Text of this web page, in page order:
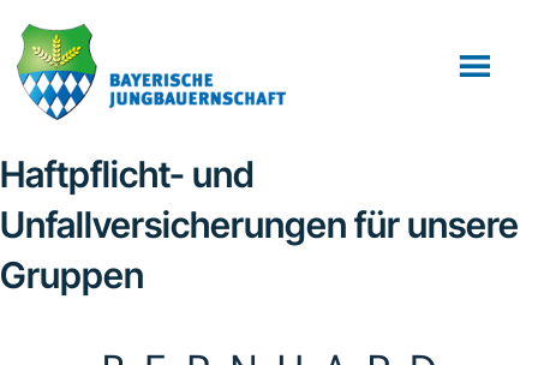
Inhalt
springen
Fußzeile
springen
Haftpflicht- und
Unfallversicherungen für unsere
Gruppen